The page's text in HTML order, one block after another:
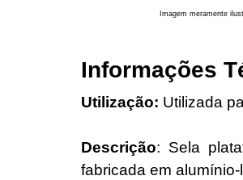
Imagem meramente
Informações
Utilização: Utilizada
Descrição: Sela
fabricada em